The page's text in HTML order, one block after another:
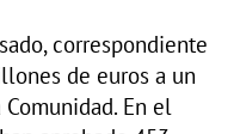
correspondiente
de euros a un
En el